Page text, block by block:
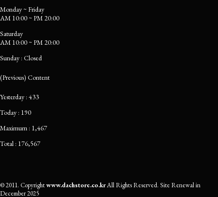
Monday ~ Friday
AM 10:00 ~ PM 20:00
Saturday
AM 10:00 ~ PM 20:00
Sunday : Closed
(Previous) Content
Yesterday : 433
Today : 190
Maximum : 1,467
Total : 176,567
© 2011. Copyrightwww.dachstore.co.krAll Rights Reserved. SiteRenewal in
December2025